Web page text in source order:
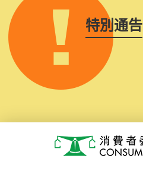
特別通告
消费者委员会